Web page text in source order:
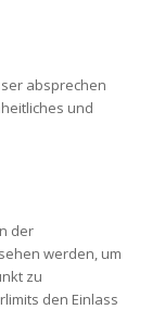
absprechen
und
der
werden, um
zu
den Einlass